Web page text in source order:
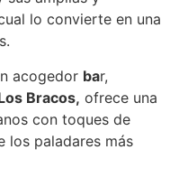
lo convierte en una
acogedor bar,
Bracos, ofrece una
con toques de
los paladares más